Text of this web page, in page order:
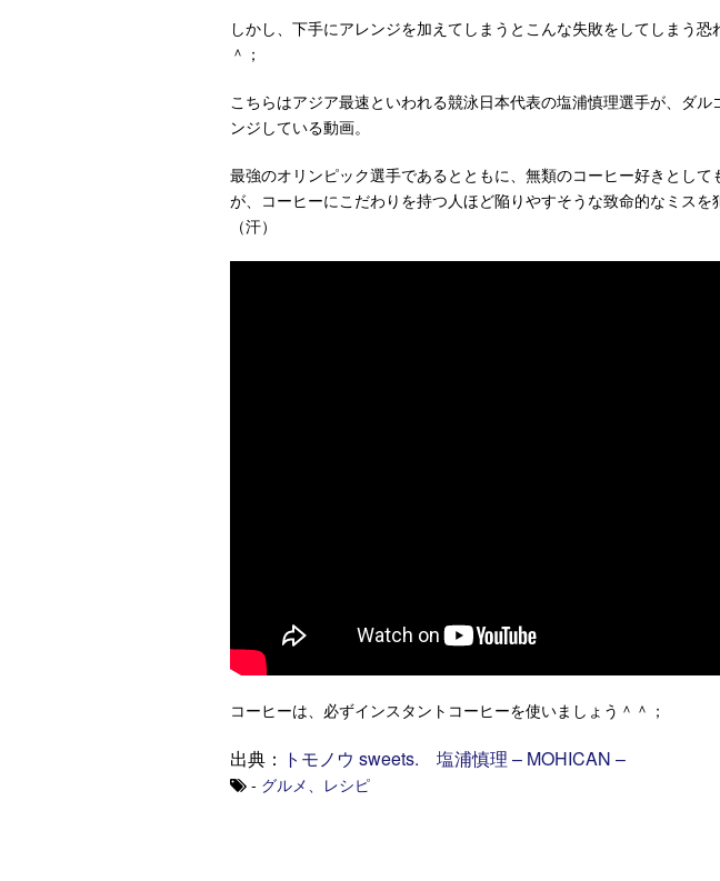
しかし、下手にアレンジを加えてしまうとこんな失敗をしてしまう恐
＾；
こちらはアジア最速といわれる競泳日本代表の塩浦慎理選手が、ダ
ンジしている動画。
最強のオリンピック選手であるとともに、無類のコーヒー好きとして
が、コーヒーにこだわりを持つ人ほど陥りやすそうな致命的なミスを
（汗）
コーヒーは、必ずインスタントコーヒーを使いましょう＾＾；
出典： トモノウ sweets. 塩浦慎理 – MOHICAN –
- グルメ、レシピ